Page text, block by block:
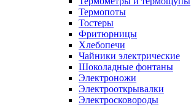
Термопоты
Тостеры
Фритюрницы
Хлебопечи
Чайники электрические
Шоколадные фонтаны
Электроножи
Электрооткрывалки
Электросковороды